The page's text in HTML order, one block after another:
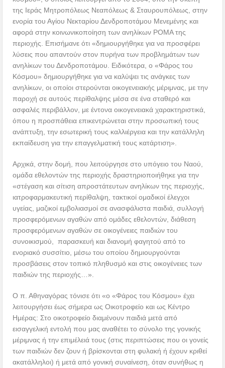
της Ιεράς Μητροπόλεως Νεαπόλεως & Σταυρουπόλεως, στην
ενορία του Αγίου Νεκταρίου Δενδροποτάμου Μενεμένης και
αφορά στην κοινωνικοποίηση των ανηλίκων ΡΟΜΑ της
περιοχής. Επισήμανε ότι «δημιουργήθηκε για να προσφέρει
λύσεις που απαντούν στον πυρήνα των προβλημάτων των
ανηλίκων του Δενδροποτάμου. Ειδικότερα, ο «Φάρος του
Κόσμου» δημιουργήθηκε για να καλύψει τις ανάγκες των
ανηλίκων, οι οποίοι στερούνται οικογενειακής μέριμνας, με την
παροχή σε αυτούς περίθαλψης μέσα σε ένα σταθερό και
ασφαλές περιβάλλον, με έντονα οικογενειακά χαρακτηριστικά,
όπου η προσπάθεια επικεντρώνεται στην προσωπική τους
ανάπτυξη, την εσωτερική τους καλλιέργεια και την κατάλληλη
εκπαίδευση για την επαγγελματική τους κατάρτιση».
Αρχικά, στην δομή, που λειτούργησε στο υπόγειο του Ναού,
ομάδα εθελοντών της περιοχής δραστηριοποιήθηκε για την
«στέγαση και σίτιση απροστάτευτων ανηλίκων της περιοχής,
ιατροφαρμακευτική περίθαλψη, τακτικοί ομαδικοί έλεγχοι
υγείας, μαζικοί εμβολιασμοί σε ανασφάλιστα παιδιά, συλλογή
προσφερόμενων αγαθών από ομάδες εθελοντών, διάθεση
προσφερόμενων αγαθών σε οικογένειες παιδιών του
συνοικισμού, παρασκευή και διανομή φαγητού από το
ενοριακό συσσίτιο, μέσω του οποίου δημιουργούνται
προσβάσεις στον τοπικό πληθυσμό και στις οικογένειες των
παιδιών της περιοχής…».
Ο π. Αθηναγόρας τόνισε ότι «ο «Φάρος του Κόσμου» έχει
λειτουργήσει έως σήμερα ως Οικοτροφείο και ως Κέντρο
Ημέρας: Στο οικοτροφείο διαμένουν παιδιά μετά από
εισαγγελική εντολή που μας αναθέτει το σύνολο της γονικής
μέριμνας ή την επιμέλειά τους (στις περιπτώσεις που οι γονείς
των παιδιών δεν ζουν ή βρίσκονται στη φυλακή ή έχουν κριθεί
ακατάλληλοι) ή μετά από γονική συναίνεση, όταν συνήθως η